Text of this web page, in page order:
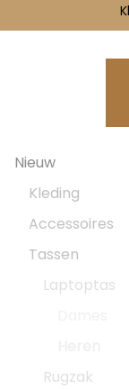
Heren
Sluis
Nieuw
Kleding
Accessoires
Tassen
Laptoptas
Rugzak